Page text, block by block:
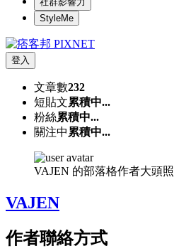
StyleMe
登入
文章數232
短貼文累積中...
粉絲累積中...
關注中 累積中...
VAJEN 的部落格作者大頭照
VAJEN
作者聯絡方式